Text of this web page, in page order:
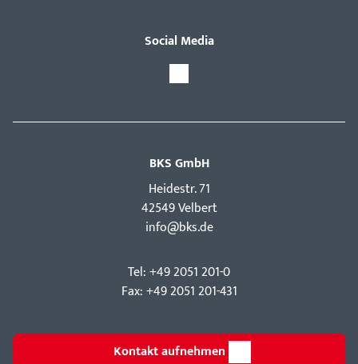
Social Media
BKS GmbH
Hei­destr. 71
42549 Velbert
info@bks.de
Tel: +49 2051 201-0
Fax: +49 2051 201-431
Kontakt aufnehmen